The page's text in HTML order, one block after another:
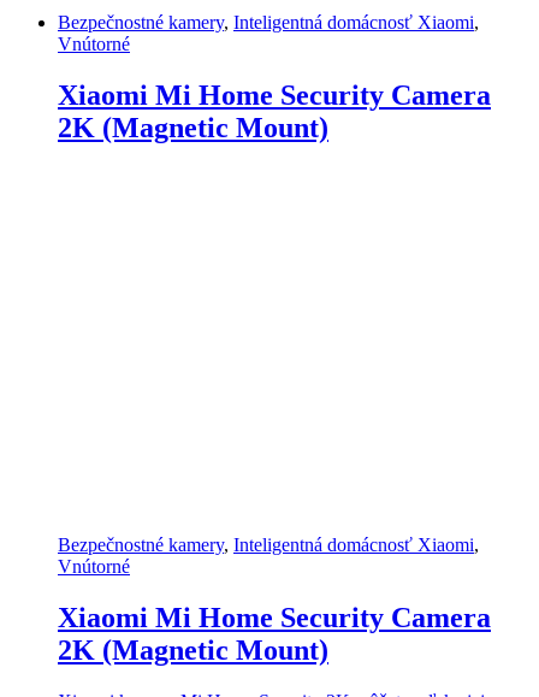
Bezpečnostné kamery, Inteligentná domácnosť Xiaomi,
Vnútorné
Xiaomi Mi Home Security Camera
2K (Magnetic Mount)
Bezpečnostné kamery, Inteligentná domácnosť Xiaomi,
Vnútorné
Xiaomi Mi Home Security Camera
2K (Magnetic Mount)